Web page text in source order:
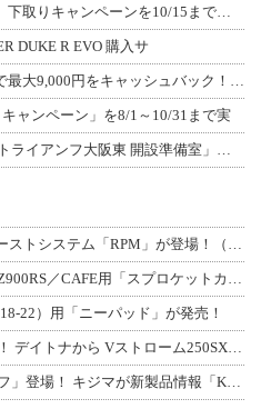
新型「RESO」インカム発売記念！ 下取りキャンペーンを10/15まで延長して開
DUKE R EVO 購入サ
B+COM 最新モデル購入・下取りで最大9,000円をキャッシュバック！「B+F
ャンペーン」を8/1～10/31まで実
【トライアンフ】関西最大規模「トライアンフ大阪東 開設準備室」がオープン！ 限定
RPM から ホンダ GROM用エキゾーストシステム「RPM」が登場！（動画あり
カスタムスプロケットを見せる、Z900RS／CAFE用「スプロケットカバーフルキ
22）用「ニーパッド」が発売！
ゲル素材入りで快適＆足つき向上！ デイトナから Vストローム250SX用「快適ロ
ミラー用撥水フィルム「レインオフ」登場！ キジマが新製品情報「KIJIMA NE